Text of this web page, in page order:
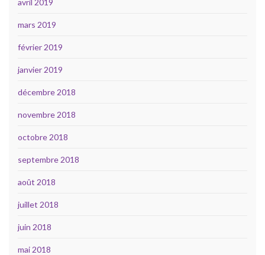
mars 2019
février 2019
janvier 2019
décembre 2018
novembre 2018
octobre 2018
septembre 2018
août 2018
juillet 2018
juin 2018
mai 2018